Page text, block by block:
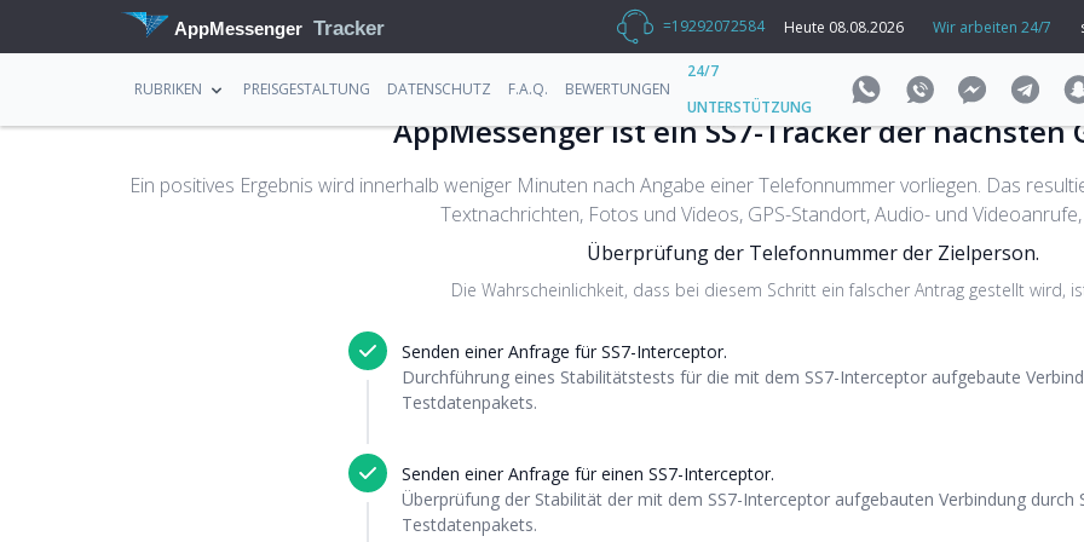
AppMessenger Tracker =19292072584 Heute 08.08.2026 Wir arbeiten 24/7
RUBRIKEN PREISGESTALTUNG DATENSCHUTZ F.A.Q. BEWERTUNGEN
24/7
UNTERSTÜTZUNG
AppMessenger ist ein SS7-Tracker der nächsten
Ein positives Ergebnis wird innerhalb weniger Minuten nach Angabe einer Telefonnummer vorliegen. Das
Textnachrichten, Fotos und Videos, GPS-Standort, Audio- und
Überprüfung der Telefonnummer der Zielperson.
Die Wahrscheinlichkeit, dass bei diesem Schritt ein falscher Antrag gestellt wird,
Senden einer Anfrage für SS7-Interceptor.
Durchführung eines Stabilitätstests für die mit dem SS7-Interceptor aufgebaute
Testdatenpakets.
Senden einer Anfrage für einen SS7-Interceptor.
Überprüfung der Stabilität der mit dem SS7-Interceptor aufgebauten Verbindung durch
Testdatenpakets.